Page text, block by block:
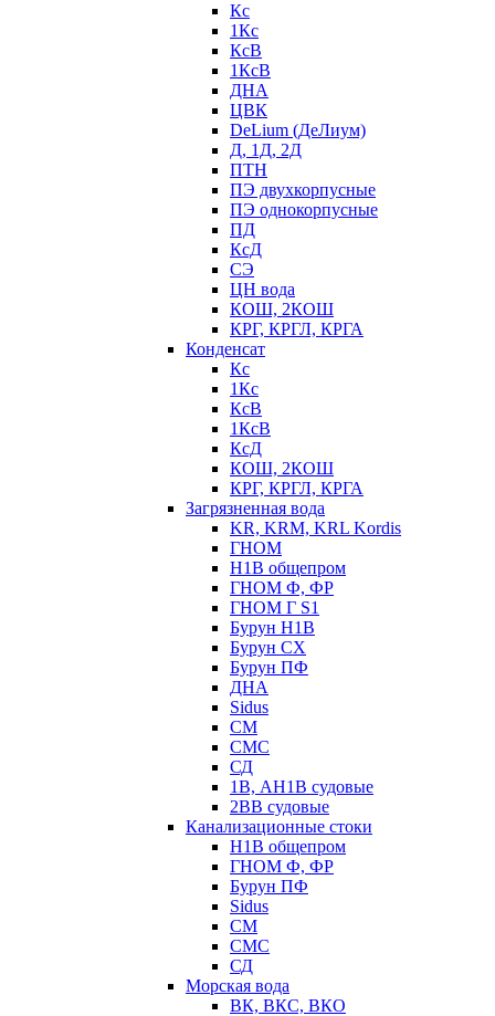
Кс
1Кс
КсВ
1КсВ
ДНА
ЦВК
DeLium (ДеЛиум)
Д, 1Д, 2Д
ПТН
ПЭ двухкорпусные
ПЭ однокорпусные
ПД
КсД
СЭ
ЦН вода
КОШ, 2КОШ
КРГ, КРГЛ, КРГА
Конденсат
Кс
1Кс
КсВ
1КсВ
КсД
КОШ, 2КОШ
КРГ, КРГЛ, КРГА
Загрязненная вода
KR, KRM, KRL Kordis
ГНОМ
Н1В общепром
ГНОМ Ф, ФР
ГНОМ Г S1
Бурун Н1В
Бурун СХ
Бурун ПФ
ДНА
Sidus
СМ
СМС
СД
1В, АН1В судовые
2ВВ судовые
Канализационные стоки
Н1В общепром
ГНОМ Ф, ФР
Бурун ПФ
Sidus
СМ
СМС
СД
Морская вода
ВК, ВКС, ВКО